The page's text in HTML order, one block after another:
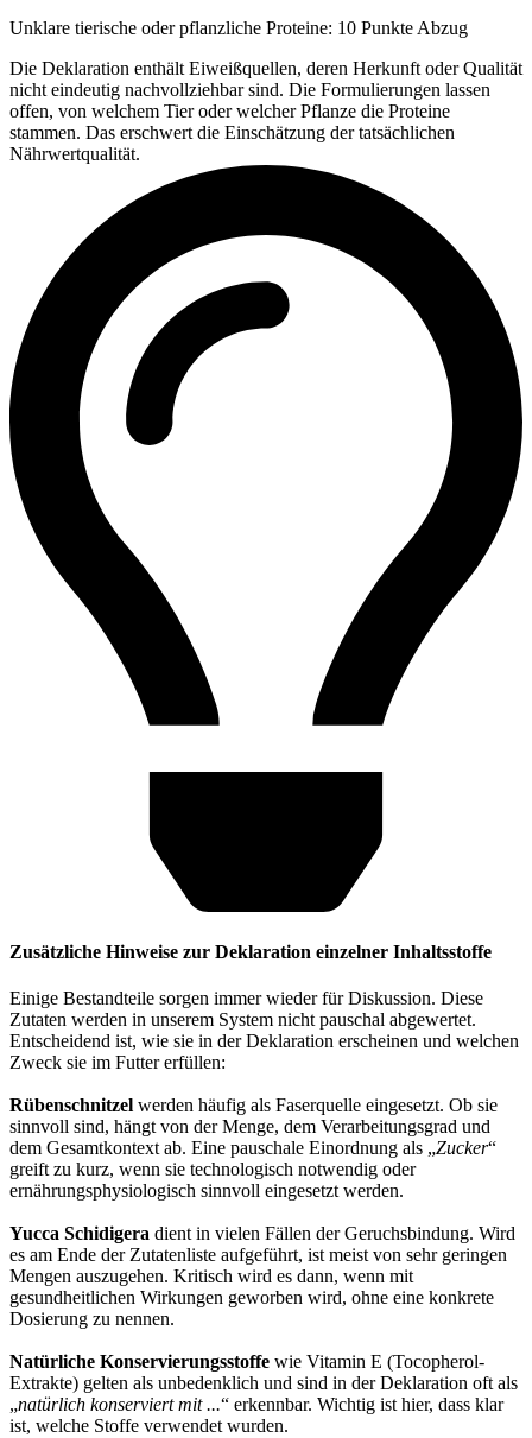
Unklare tierische oder pflanzliche Proteine: 10 Punkte Abzug
Die Deklaration enthält Eiweißquellen, deren Herkunft oder Qualität
nicht eindeutig nachvollziehbar sind. Die Formulierungen lassen
offen, von welchem Tier oder welcher Pflanze die Proteine
stammen. Das erschwert die Einschätzung der tatsächlichen
Nährwertqualität.
Zusätzliche Hinweise zur Deklaration einzelner Inhaltsstoffe
Einige Bestandteile sorgen immer wieder für Diskussion. Diese
Zutaten werden in unserem System nicht pauschal abgewertet.
Entscheidend ist, wie sie in der Deklaration erscheinen und welchen
Zweck sie im Futter erfüllen:
Rübenschnitzel werden häufig als Faserquelle eingesetzt. Ob sie
sinnvoll sind, hängt von der Menge, dem Verarbeitungsgrad und
dem Gesamtkontext ab. Eine pauschale Einordnung als „Zucker“
greift zu kurz, wenn sie technologisch notwendig oder
ernährungsphysiologisch sinnvoll eingesetzt werden.
Yucca Schidigera dient in vielen Fällen der Geruchsbindung. Wird
es am Ende der Zutatenliste aufgeführt, ist meist von sehr geringen
Mengen auszugehen. Kritisch wird es dann, wenn mit
gesundheitlichen Wirkungen geworben wird, ohne eine konkrete
Dosierung zu nennen.
Natürliche Konservierungsstoffe wie Vitamin E (Tocopherol-
Extrakte) gelten als unbedenklich und sind in der Deklaration oft als
„natürlich konserviert mit ...“ erkennbar. Wichtig ist hier, dass klar
ist, welche Stoffe verwendet wurden.